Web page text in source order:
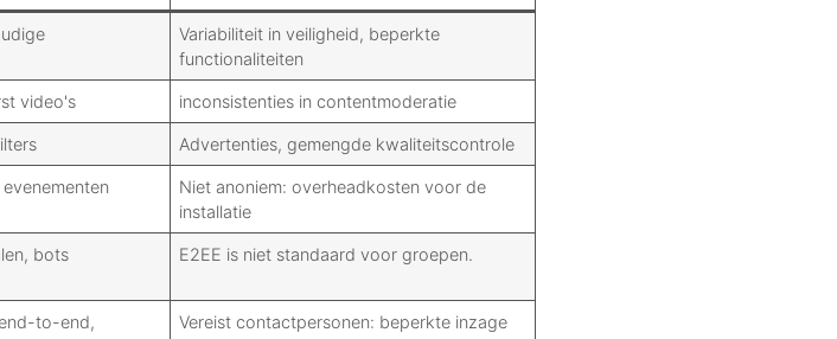
Variabiliteit in veiligheid, beperkte
functionaliteiten
video's inconsistenties in contentmoderatie
Advertenties, gemengde kwaliteitscontrole
Niet anoniem: overheadkosten voor de
installatie
bots E2EE is niet standaard voor groepen.
to-end,
Vereist contactpersonen: beperkte inzage